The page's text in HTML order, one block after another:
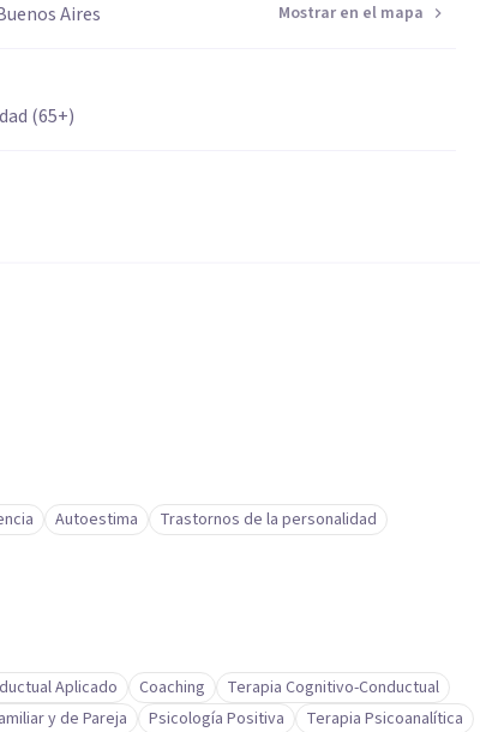
Aires
Mostrar en el mapa
(65+)
Autoestima
Trastornos de la personalidad
Aplicado Coaching
Terapia Cognitivo-Conductual
y de Pareja Psicología Positiva
Terapia Psicoanalítica